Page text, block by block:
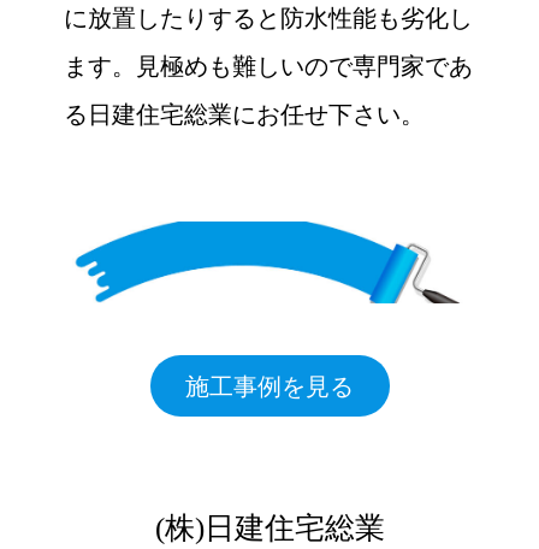
に放置したりすると防水性能も劣化し
ます。見極めも難しいので専門家であ
る日建住宅総業にお任せ下さい。
施工事例を見る
(株)日建住宅総業